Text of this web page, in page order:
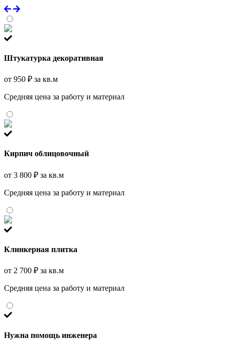
Штукатурка декоративная
от 950 ₽ за кв.м
Средняя цена за работу и материал
Кирпич облицовочный
от 3 800 ₽ за кв.м
Средняя цена за работу и материал
Клинкерная плитка
от 2 700 ₽ за кв.м
Средняя цена за работу и материал
Нужна помощь инженера